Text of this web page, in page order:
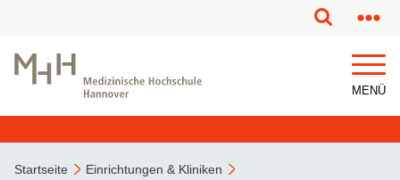
MENÜ
Startseite
Einrichtungen & Kliniken